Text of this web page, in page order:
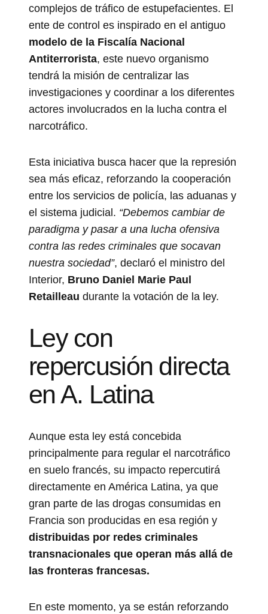
complejos de tráfico de estupefacientes. El
ente de control es inspirado en el antiguo
modelo de la Fiscalía Nacional
Antiterrorista, este nuevo organismo
tendrá la misión de centralizar las
investigaciones y coordinar a los diferentes
actores involucrados en la lucha contra el
narcotráfico.
Esta iniciativa busca hacer que la represión
sea más eficaz, reforzando la cooperación
entre los servicios de policía, las aduanas y
el sistema judicial. “Debemos cambiar de
paradigma y pasar a una lucha ofensiva
contra las redes criminales que socavan
nuestra sociedad”, declaró el ministro del
Interior, Bruno Daniel Marie Paul
Retailleau durante la votación de la ley.
Ley con
repercusión directa
en A. Latina
Aunque esta ley está concebida
principalmente para regular el narcotráfico
en suelo francés, su impacto repercutirá
directamente en América Latina, ya que
gran parte de las drogas consumidas en
Francia son producidas en esa región y
distribuidas por redes criminales
transnacionales que operan más allá de
las fronteras francesas.
En este momento, ya se están reforzando